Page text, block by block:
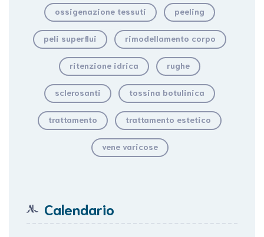
ossigenazione tessuti peeling
peli superflui rimodellamento corpo
ritenzione idrica rughe
sclerosanti tossina botulinica
trattamento trattamento estetico
vene varicose
Calendario